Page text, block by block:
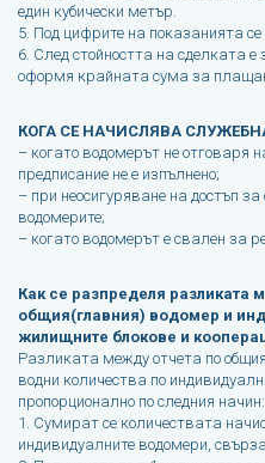
един кубически метър.
5. Под цифрите на показанията
6. След стойността на сделката
оформя крайната сума за
КОГА СЕ НАЧИСЛЯВА
– когато водомерът не отговаря
предписание не е изпълнено;
– при неосигуряване на достъп
водомерите;
– когато водомерът е свален за
Как се разпределя разликата
общия(главния) водомер и
жилищните блокове и
Разликата между отчета по
водни количества по
пропорционално по следния начин:
1. Сумират се количествата
индивидуалните водомери,